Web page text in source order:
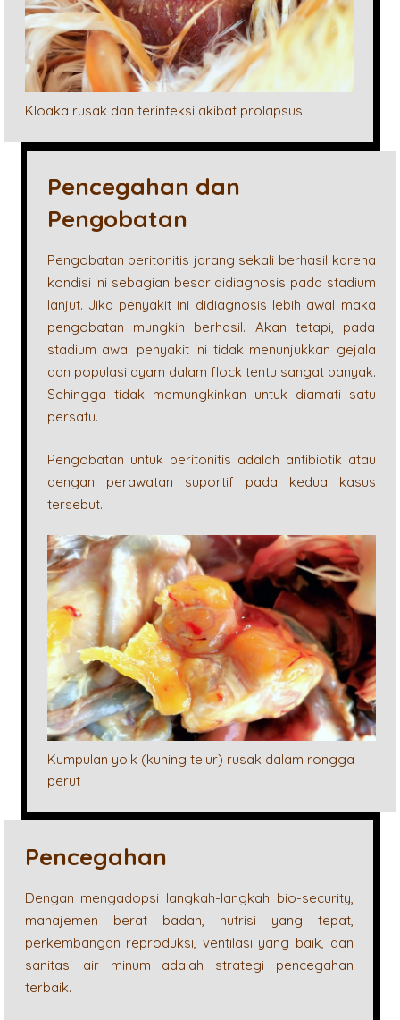
Kloaka rusak dan terinfeksi akibat prolapsus
Pencegahan dan
Pengobatan
Pengobatan peritonitis jarang sekali berhasil karena
kondisi ini sebagian besar didiagnosis pada stadium
lanjut. Jika penyakit ini didiagnosis lebih awal maka
pengobatan mungkin berhasil. Akan tetapi, pada
stadium awal penyakit ini tidak menunjukkan gejala
dan populasi ayam dalam flock tentu sangat banyak.
Sehingga tidak memungkinkan untuk diamati satu
persatu.
Pengobatan untuk peritonitis adalah antibiotik atau
dengan perawatan suportif pada kedua kasus
tersebut.
Kumpulan yolk (kuning telur) rusak dalam rongga
perut
Pencegahan
Dengan mengadopsi langkah-langkah bio-security,
manajemen berat badan, nutrisi yang tepat,
perkembangan reproduksi, ventilasi yang baik, dan
sanitasi air minum adalah strategi pencegahan
terbaik.